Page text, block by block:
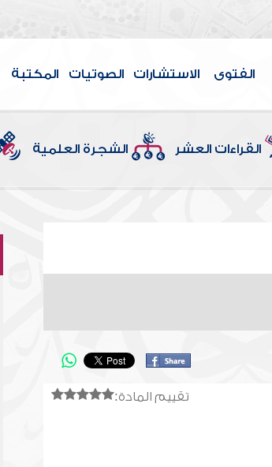
الفتوى الاستشارات الصوتيات المكتبة
القراءات العشر الشجرة العلمية
تقييم المادة: